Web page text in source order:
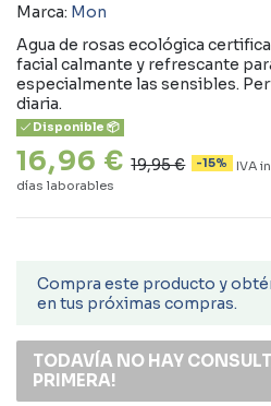
Marca: Mon
Agua de rosas ecológica
facial calmante y refrescante
especialmente las sensibles.
diaria.
Disponible 📦
16,96 € 19,95 € -15% IVA
días laborables
Compra este producto y
en tus próximas compras.
TODAVÍA NO HAY
PRIMERA!